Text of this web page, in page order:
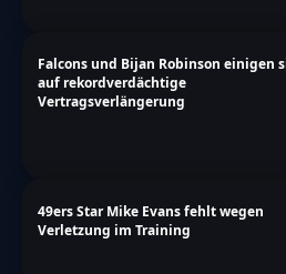
Falcons und Bijan Robinson einigen
auf rekordverdächtige
Vertragsverlängerung
49ers Star Mike Evans fehlt wegen
Verletzung im Training